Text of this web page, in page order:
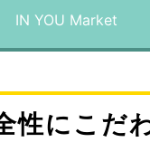
IN YOU Market
性にこだ